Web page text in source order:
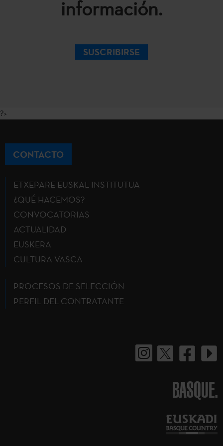
información.
SUSCRIBIRSE
?>
CONTACTO
ETXEPARE EUSKAL INSTITUTUA
¿QUÉ HACEMOS?
CONVOCATORIAS
ACTUALIDAD
EUSKERA
CULTURA VASCA
PROCESOS DE SELECCIÓN
PERFIL DEL CONTRATANTE
BASQUE.